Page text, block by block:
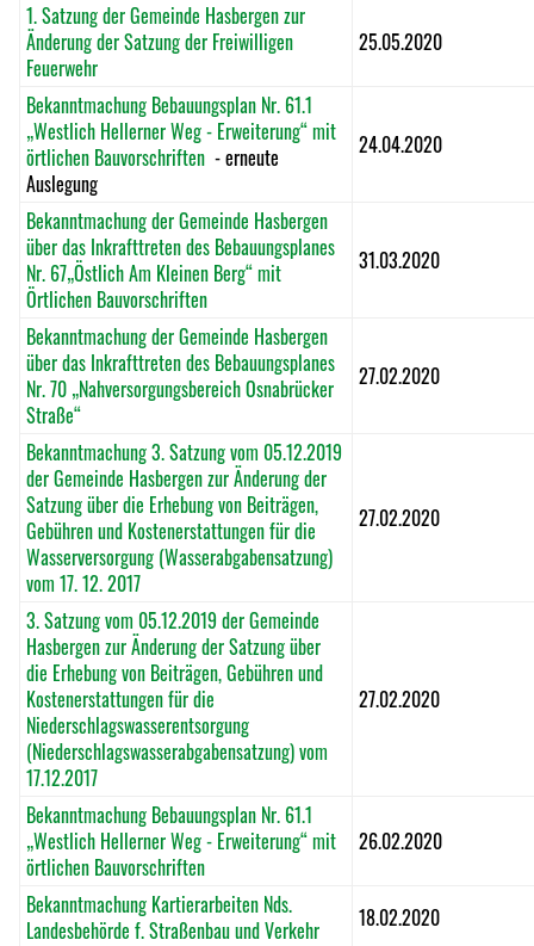
1. Satzung der Gemeinde Hasbergen zur
Änderung der Satzung der Freiwilligen
Feuerwehr
25.05.2020
Bekanntmachung Bebauungsplan Nr. 61.1
„Westlich Hellerner Weg - Erweiterung“ mit
örtlichen Bauvorschriften- erneute
Auslegung
24.04.2020
Bekanntmachung der Gemeinde Hasbergen
über das Inkrafttreten des Bebauungsplanes
Nr. 67„Östlich Am Kleinen Berg“ mit
Örtlichen Bauvorschriften
31.03.2020
Bekanntmachung der Gemeinde Hasbergen
über das Inkrafttreten des Bebauungsplanes
Nr. 70 „Nahversorgungsbereich Osnabrücker
Straße“
27.02.2020
Bekanntmachung 3. Satzung vom 05.12.2019
der Gemeinde Hasbergen zur Änderung der
Satzung über die Erhebung von Beiträgen,
Gebühren und Kostenerstattungen für die
Wasserversorgung (Wasserabgabensatzung)
vom 17. 12. 2017
27.02.2020
3. Satzung vom 05.12.2019 der Gemeinde
Hasbergen zur Änderung der Satzung über
die Erhebung von Beiträgen, Gebühren und
Kostenerstattungen für die
Niederschlagswasserentsorgung
(Niederschlagswasserabgabensatzung) vom
17.12.2017
27.02.2020
Bekanntmachung Bebauungsplan Nr. 61.1
„Westlich Hellerner Weg - Erweiterung“ mit
örtlichen Bauvorschriften
26.02.2020
Bekanntmachung Kartierarbeiten Nds.
Landesbehörde f. Straßenbau und Verkehr
18.02.2020